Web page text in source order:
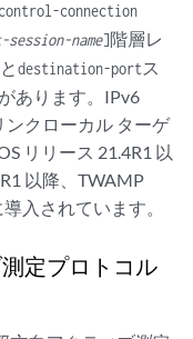
connection
name]階層レ
destination-portス
あります。IPv6
クローカル ターゲ
リリース 21.4R1 以
以降、TWAMP
入されています。
定プロトコル